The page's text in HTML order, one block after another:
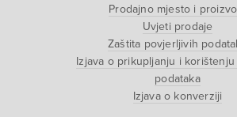
Prodajno mjesto i
Uvjeti prodaje
Zaštita povjerljivih
Izjava o prikupljanju i
podataka
Izjava o konverziji